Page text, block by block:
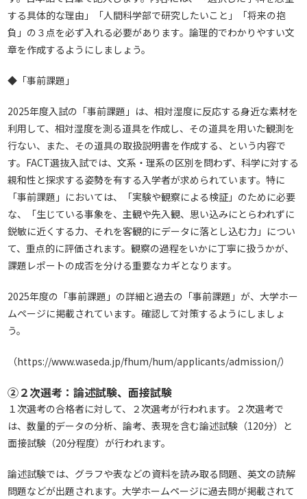
する具体的な理由」「人間科学部で研究したいこと」「将来の抱
負」の３点を必ず入れる必要があります。論理的でわかりやすい文
章を作成するようにしましょう。
◆「事前課題」
2025年度入試の「事前課題」は、相対湿度に反応する身近な素材を
利用して、相対湿度を測る道具を作成し、その道具を用いた観測を
行ない、また、その道具の取扱説明書を作成する、という内容で
す。FACT選抜入試では、文系・理系の区別を問わず、科学に対する
親和性と探求する姿勢を有する入学者が求められています。特に
「事前課題」においては、「実験や観察による検証」のために必要
な、「生じている事象を、主観や先入観、思い込みにとらわれずに
鋭敏に近くする力、それを客観的にデータに落とし込む力」につい
て、重点的に評価されます。観察の過程をいかに丁寧に扱うかが、
課題レポートの成否を分ける重要なカギとなります。
2025年度の「事前課題」の詳細と過去の「事前課題」が、大学ホー
ムページに掲載されています。確認して対策するようにしましょ
う。
（https://www.waseda.jp/fhum/hum/applicants/admission/）
②２次選考：論述試験、面接試験
１次選考の合格者に対して、２次選考が行われます。２次選考で
は、数量的データの分析、論考、表現を含む論述試験（120分）と
面接試験（20分程度）が行われます。
論述試験では、グラフや表などの資料を読み取る問題、英文の読解
問題などが出題されます。大学ホームページに過去問が掲載されて